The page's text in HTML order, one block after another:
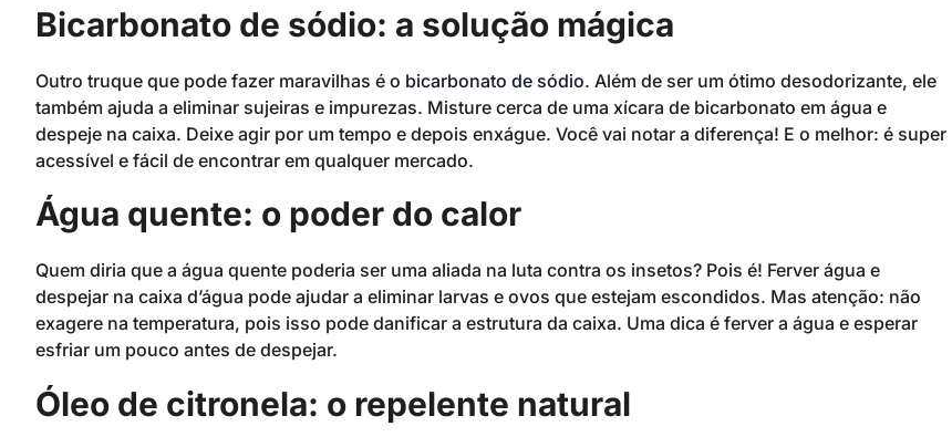
Bicarbonato de sódio: a solução mágica
Outro truque que pode fazer maravilhas é o bicarbonato de sódio. Além de ser um ótimo desodorizante, ele
também ajuda a eliminar sujeiras e impurezas. Misture cerca de uma xícara de bicarbonato em água e
despeje na caixa. Deixe agir por um tempo e depois enxágue. Você vai notar a diferença! E o melhor: é super
acessível e fácil de encontrar em qualquer mercado.
Água quente: o poder do calor
Quem diria que a água quente poderia ser uma aliada na luta contra os insetos? Pois é! Ferver água e
despejar na caixa d’água pode ajudar a eliminar larvas e ovos que estejam escondidos. Mas atenção: não
exagere na temperatura, pois isso pode danificar a estrutura da caixa. Uma dica é ferver a água e esperar
esfriar um pouco antes de despejar.
Óleo de citronela: o repelente natural